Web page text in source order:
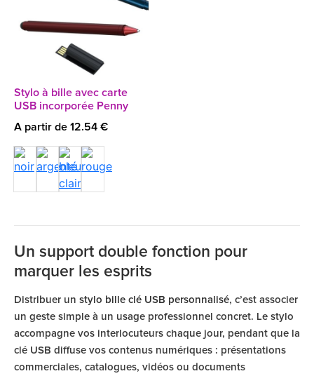
Stylo à bille avec carte
USB incorporée Penny
A partir de 12.54 €
Un support double fonction pour
marquer les esprits
Distribuer un stylo bille clé USB personnalisé, c’est associer
un geste simple à un usage professionnel concret. Le stylo
accompagne vos interlocuteurs chaque jour, pendant que la
clé USB diffuse vos contenus numériques : présentations
commerciales, catalogues, vidéos ou documents